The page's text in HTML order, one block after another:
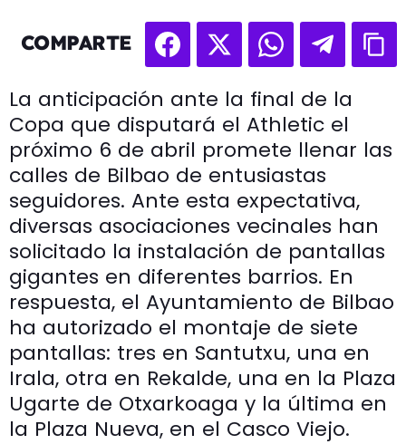
COMPARTE
La anticipación ante la final de la
Copa que disputará el Athletic el
próximo 6 de abril promete llenar las
calles de Bilbao de entusiastas
seguidores. Ante esta expectativa,
diversas asociaciones vecinales han
solicitado la instalación de pantallas
gigantes en diferentes barrios. En
respuesta, el Ayuntamiento de Bilbao
ha autorizado el montaje de siete
pantallas: tres en Santutxu, una en
Irala, otra en Rekalde, una en la Plaza
Ugarte de Otxarkoaga y la última en
la Plaza Nueva, en el Casco Viejo.